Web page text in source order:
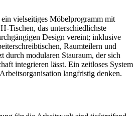
vielseitiges Möbelprogramm mit
Tischen, das unterschiedlichste
Design vereint; inklusive
Raumteilern und
durch modularen Stauraum, der sich
integrieren lässt. Ein zeitloses System
langfristig denken.